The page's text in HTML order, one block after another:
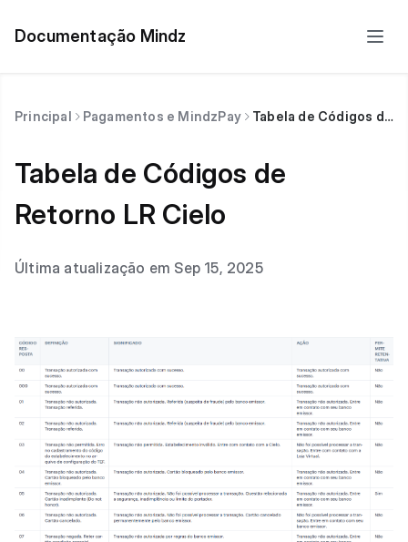
Documentação Mindz
Principal Pagamentos e MindzPay Tabela de Códigos de Retorno LR Cielo
Tabela de Códigos de
Retorno LR Cielo
Última atualização em Sep 15, 2025